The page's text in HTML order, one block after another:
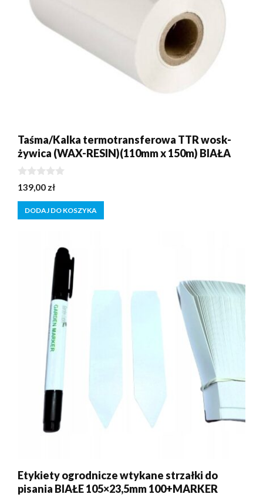
Taśma/Kalka termotransferowa TTR wosk-
żywica (WAX-RESIN)(110mm x 150m) BIAŁA
0
z
5
139,00 zł
DODAJ DO KOSZYKA
Etykiety ogrodnicze wtykane strzałki do
pisania BIAŁE 105×23,5mm 100+MARKER